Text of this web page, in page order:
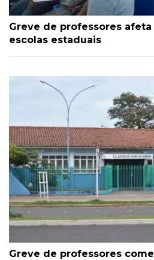
Greve de professores
escolas estaduais
Greve de professores